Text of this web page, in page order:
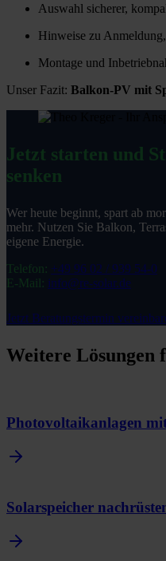
Auswahl sicherer,
Hinweise zu
Montage und
Unser Fazit: Balkon-PV mit
Jetzt starten und
senken
Wer heute beginnt, spart ab
mehr. Nutzen Sie Balkon,
eigene Energie.
Telefon: +49 96 02 / 939 54-0
E-Mail: info@re-solar.de
Jetzt Beratungstermin
Weitere Lösungen
Photovoltaikanlagen
Solarspeicher